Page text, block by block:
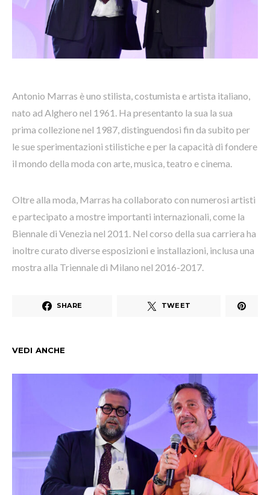
Antonio Marras è uno stilista, costumista e artista italiano,
nato ad Alghero nel 1961. Ha presentanto la sua la sua
prima collezione nel 1987, distinguendosi fin da subito per
le sue sperimentazioni stilistiche e per la capacità di fondere
il mondo della moda con arte, musica, teatro e cinema.
Oltre alla moda, Marras ha collaborato con numerosi artisti
e partecipato a mostre importanti internazionali, come la
Biennale di Venezia nel 2011. Nel corso della sua carriera ha
inoltre curato diverse esposizioni e installazioni, inclusa una
mostra alla Triennale di Milano nel 2016-2017.
SHARE TWEET
VEDI ANCHE